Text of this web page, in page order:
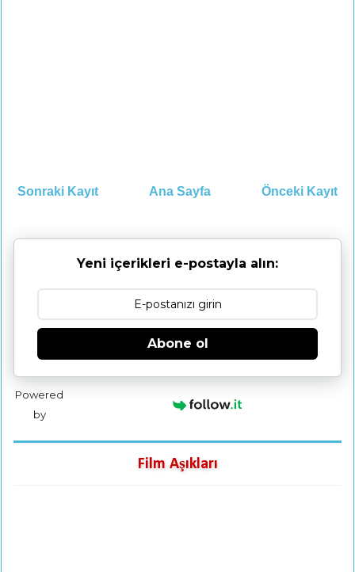
Sonraki Kayıt Önceki Kayıt
Ana Sayfa
Yeni içerikleri e-postayla alın:
Abone ol
Powered
by
Film Aşıkları